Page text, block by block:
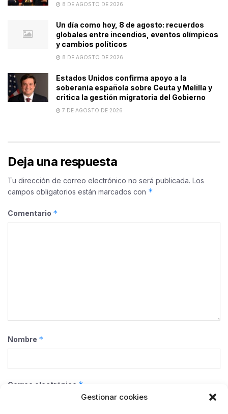
Gestionar cookies
8 DE AGOSTO DE 2026
Un día como hoy, 8 de agosto: recuerdos
globales entre incendios, eventos olímpicos
y cambios políticos
8 DE AGOSTO DE 2026
Estados Unidos confirma apoyo a la
soberanía española sobre Ceuta y Melilla y
critica la gestión migratoria del Gobierno
7 DE AGOSTO DE 2026
Deja una respuesta
Tu dirección de correo electrónico no será publicada. Los
campos obligatorios están marcados con *
Comentario *
Nombre *
Correo electrónico *